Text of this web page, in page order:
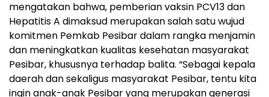
mengatakan bahwa, pemberian vaksin PCV13 dan
Hepatitis A dimaksud merupakan salah satu wujud
komitmen Pemkab Pesibar dalam rangka menjamin
dan meningkatkan kualitas kesehatan masyarakat
Pesibar, khususnya terhadap balita. “Sebagai kepala
daerah dan sekaligus masyarakat Pesibar, tentu kita
ingin anak-anak Pesibar yang merupakan generasi